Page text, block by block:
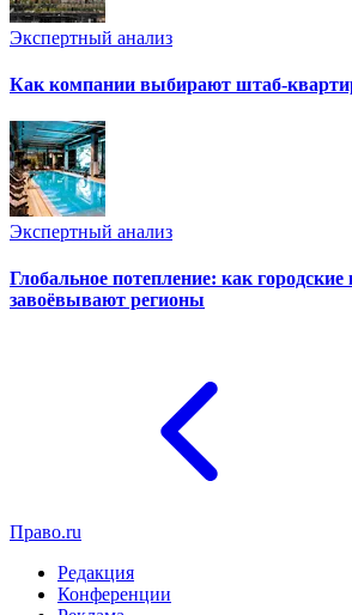
Экспертный анализ
Как компании выбирают штаб-
Экспертный анализ
Глобальное потепление: как
завоёвывают регионы
Право.ru
Редакция
Конференции